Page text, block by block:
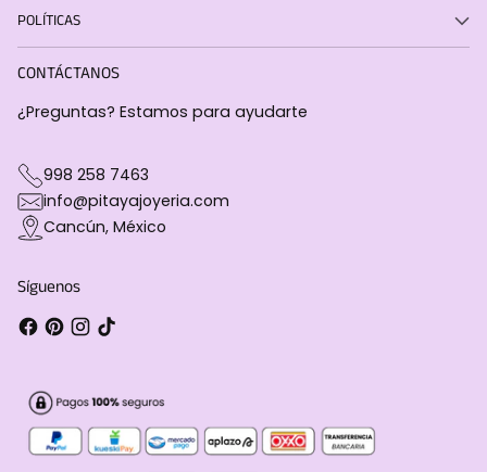
POLÍTICAS
CONTÁCTANOS
¿Preguntas? Estamos para ayudarte
998 258 7463
info@pitayajoyeria.com
Cancún, México
Síguenos